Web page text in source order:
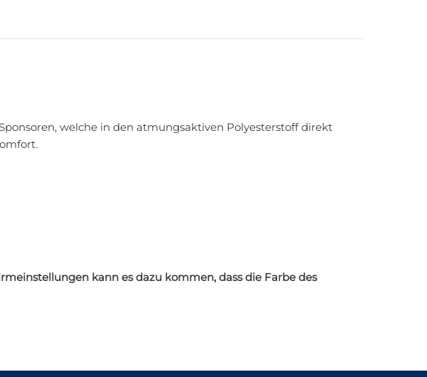
welche in den atmungsaktiven Polyesterstoff direkt
kann es dazu kommen, dass die Farbe des